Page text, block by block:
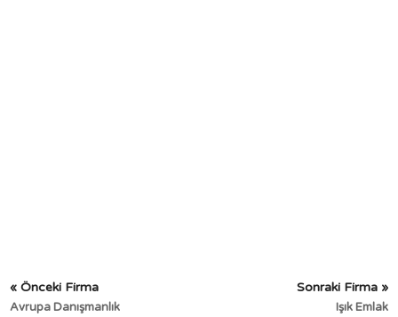
« Önceki Firma
Avrupa Danışmanlık
Sonraki Firma »
Işık Emlak